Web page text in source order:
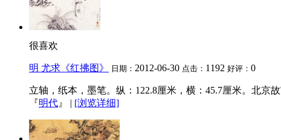
很喜欢
明 尤求《红拂图》 日期： 2012-06-30 点击： 1192 好评： 0
立轴，纸本，墨笔。纵：122.8厘米，横：45.7厘米。北京
『明代 』 | [浏览详细]